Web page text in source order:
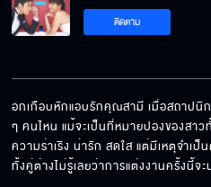
ติดตาม
อกเกือบหักแอบรักคุณสามี เมื่อสถาปนิ
ๆ คนไหน แม้จะเป็นที่หมายปองของส
ความร่าเริง น่ารัก สดใส แต่มีเหตุจำเ
ทั้งคู่ต่างไม่รู้เลยว่าการแต่งงานครั้งนี้จ